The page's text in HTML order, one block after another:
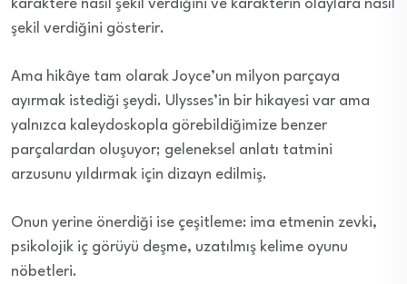
karaktere nasıl şekil verdiğini ve karakterin olaylara nasıl
şekil verdiğini gösterir.
Ama hikâye tam olarak Joyce’un milyon parçaya
ayırmak istediği şeydi. Ulysses’in bir hikayesi var ama
yalnızca kaleydoskopla görebildiğimize benzer
parçalardan oluşuyor; geleneksel anlatı tatmini
arzusunu yıldırmak için dizayn edilmiş.
Onun yerine önerdiği ise çeşitleme: ima etmenin zevki,
psikolojik iç görüyü deşme, uzatılmış kelime oyunu
nöbetleri.